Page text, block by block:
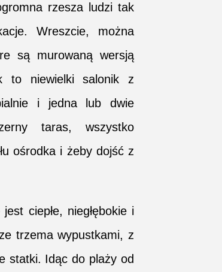
rzesza ludzi tak
Wreszcie, można
są murowaną wersją
to niewielki salonik z
i jedna lub dwie
taras, wszystko
ośrodka i żeby dojść z
ciepłe, niegłębokie i
trzema wypustkami, z
statki. Idąc do plaży od